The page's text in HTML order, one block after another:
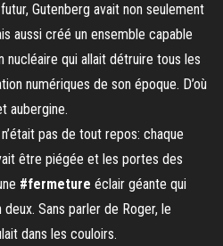
Gutenberg avait non seulement
aussi créé un ensemble capable
nucléaire qui allait détruire tous les
numériques de son époque. D’où
aubergine.
pas de tout repos: chaque
être piégée et les portes des
#fermeture éclair géante qui
Sans parler de Roger, le
dans les couloirs.